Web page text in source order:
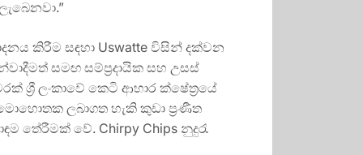
කිරීම සඳහා Uswatte විසින් දක්වන
සමඟ සම්ප්‍රදායික සහ උසස්
ශ්‍රී ලංකාවේ කෙටි ආහාර ක්ෂේත්‍රයේ
ලබාගත හැකි කුඩා ප්‍රණීත
වේ. Chirpy Chips නුදුරැ